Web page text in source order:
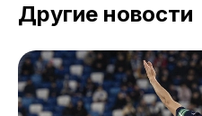
Другие новости